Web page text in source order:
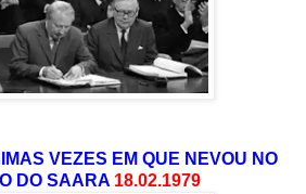
VEZES EM QUE NEVOU NO
DO SAARA 18.02.1979